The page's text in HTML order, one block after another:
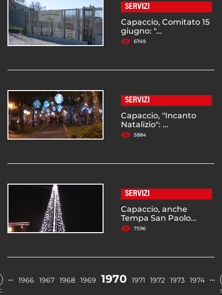
SERVIZI
Capaccio, Comitato 15
giugno: "...
6749
SERVIZI
Capaccio, "Incanto
Natalizio": ...
5884
SERVIZI
Capaccio, anche
Tempa San Paolo...
7596
… 1966 1967 1968 1969 1970 1971 1972 1973 1974 …